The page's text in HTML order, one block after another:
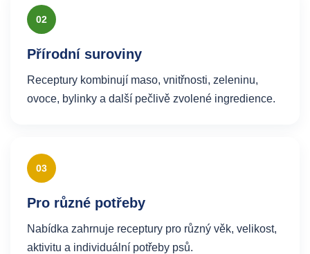
02
Přírodní suroviny
Receptury kombinují maso, vnitřnosti, zeleninu,
ovoce, bylinky a další pečlivě zvolené ingredience.
03
Pro různé potřeby
Nabídka zahrnuje receptury pro různý věk, velikost,
aktivitu a individuální potřeby psů.